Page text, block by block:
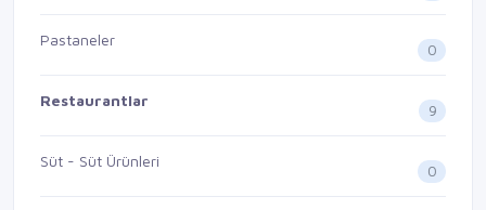
Pastaneler
0
Restaurantlar
9
Süt - Süt Ürünleri
0